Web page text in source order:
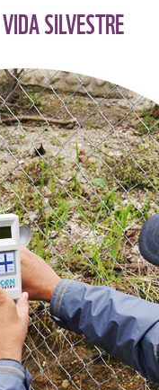
VIDA SILVESTRE